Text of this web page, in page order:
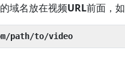
域名放在视频URL前面，
path/to/video